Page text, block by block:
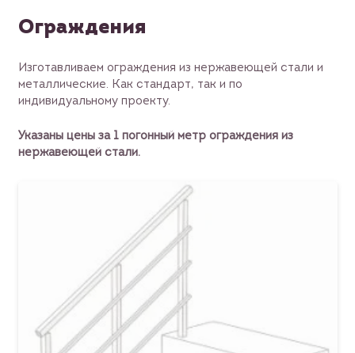
Ограждения
Изготавливаем ограждения из нержавеющей стали и
металлические. Как стандарт, так и по
индивидуальному проекту.
Указаны цены за 1 погонный метр ограждения из
нержавеющей стали.